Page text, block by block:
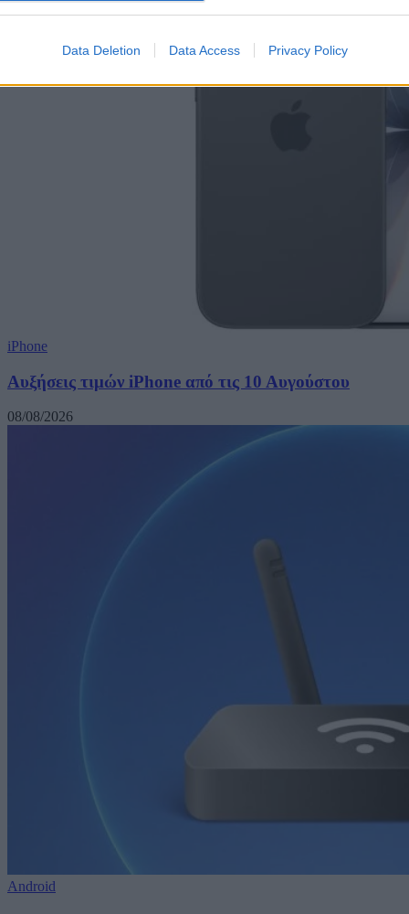
Data Deletion Data Access Privacy Policy
iPhone
Αυξήσεις τιμών iPhone από τις 10 Αυγούστου
08/08/2026
Android